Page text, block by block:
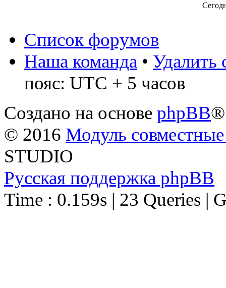
Список форумов
Наша команда • Удалить
пояс: UTC + 5 часов
Создано на основе phpBB®
© 2016 Модуль
STUDIO
Русская поддержка phpBB
Time : 0.159s | 23 Queries |